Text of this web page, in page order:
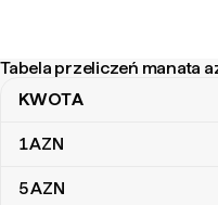
Tabela przeliczeń manata
Tabela przeliczeń manata
KWOTA
1AZN
5AZN